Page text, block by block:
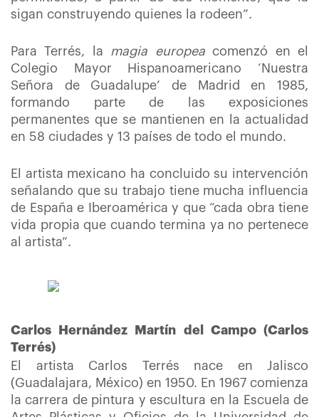
sigan construyendo quienes la rodeen”.
Para Terrés, la magia europeacomenzó en el
Colegio Mayor Hispanoamericano ‘Nuestra
Señora de Guadalupe’ de Madrid en 1985,
formando parte de las exposiciones
permanentes que se mantienen en la actualidad
en 58 ciudades y 13 países de todo el mundo.
El artista mexicano ha concluido su intervención
señalando que su trabajo tiene mucha influencia
de España e Iberoamérica y que “cada obra tiene
vida propia que cuando termina ya no pertenece
al artista”.
Carlos Hernández Martín del Campo (Carlos
Terrés)
El artista Carlos Terrés nace en Jalisco
(Guadalajara, México) en 1950. En 1967 comienza
la carrera de pintura y escultura en la Escuela de